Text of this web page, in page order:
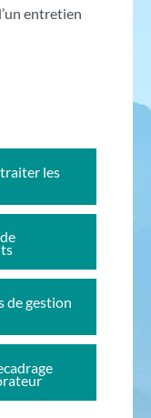
entretien
les
de gestion